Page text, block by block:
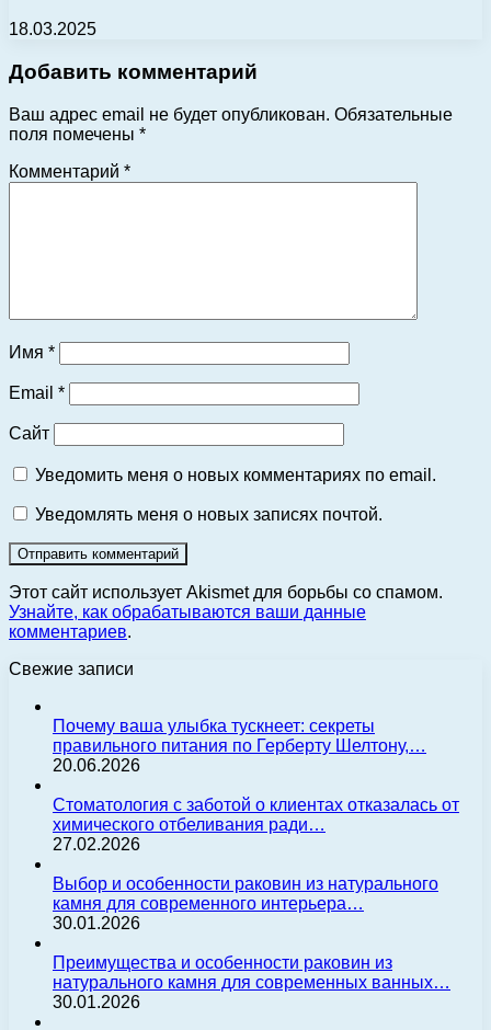
18.03.2025
Добавить комментарий
Ваш адрес email не будет опубликован. Обязательные
поля помечены *
Комментарий *
Имя *
Email *
Сайт
Уведомить меня о новых комментариях по email.
Уведомлять меня о новых записях почтой.
Этот сайт использует Akismet для борьбы со спамом.
Узнайте, как обрабатываются ваши данные
комментариев.
Свежие записи
Почему ваша улыбка тускнеет: секреты
правильного питания по Герберту Шелтону,…
20.06.2026
Стоматология с заботой о клиентах отказалась от
химического отбеливания ради…
27.02.2026
Выбор и особенности раковин из натурального
камня для современного интерьера…
30.01.2026
Преимущества и особенности раковин из
натурального камня для современных ванных…
30.01.2026